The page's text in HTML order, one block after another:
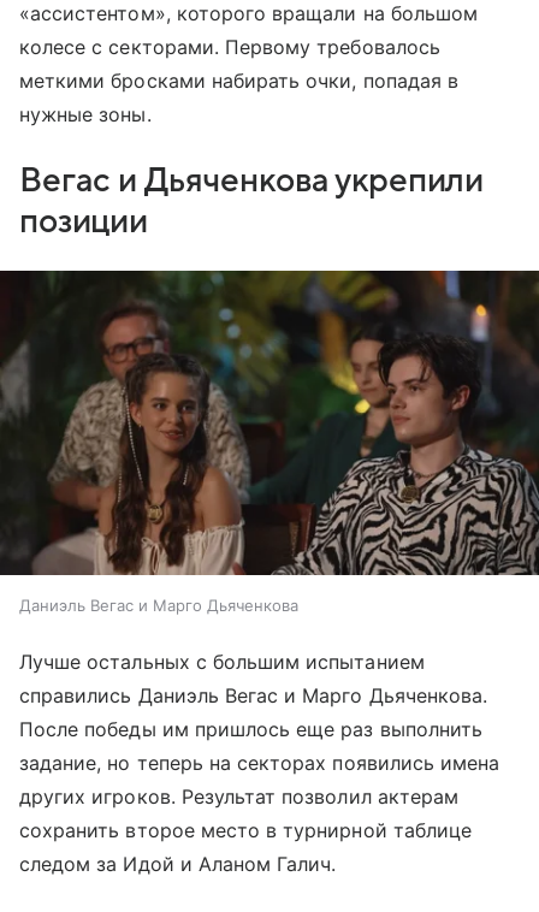
«ассистентом», которого вращали на большом
колесе с секторами. Первому требовалось
меткими бросками набирать очки, попадая в
нужные зоны.
Вегас и Дьяченкова укрепили
позиции
Даниэль Вегас и Марго Дьяченкова
Лучше остальных с большим испытанием
справились Даниэль Вегас и Марго Дьяченкова.
После победы им пришлось еще раз выполнить
задание, но теперь на секторах появились имена
других игроков. Результат позволил актерам
сохранить второе место в турнирной таблице
следом за Идой и Аланом Галич.